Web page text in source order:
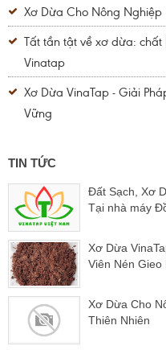
Xơ Dừa Cho Nông Nghiệp
Tất tần tật về xơ dừa:
Vinatap
Xơ Dừa VinaTap - Giải
Vững
TIN TỨC
Đất Sạch, Xơ
Tại nhà máy
Xơ Dừa
Viên Nén
Xơ Dừa Cho
Thiên Nhiên